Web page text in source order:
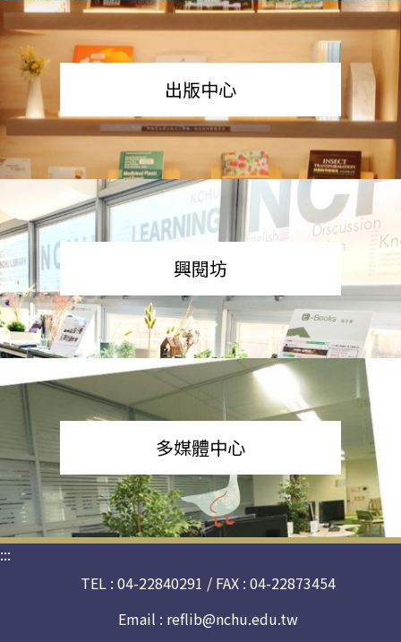
出版中心
興閱坊
多媒體中心
:::
TEL : 04-22840291 / FAX : 04-22873454
Email : reflib@nchu.edu.tw